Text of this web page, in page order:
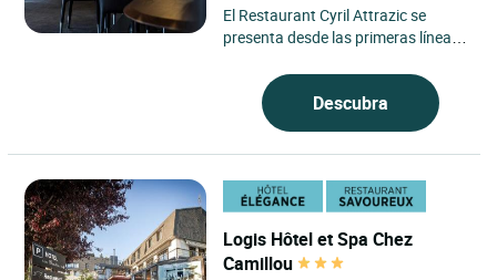
El Restaurant Cyril Attrazic se
presenta desde las primeras líneas
ligada a su paisaje. Esta...
Descubra
Logis Hôtel et Spa Chez
Camillou